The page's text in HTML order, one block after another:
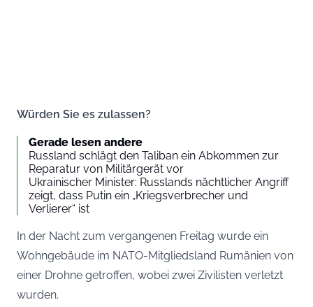
Würden Sie es zulassen?
Gerade lesen andere
Russland schlägt den Taliban ein Abkommen zur
Reparatur von Militärgerät vor
Ukrainischer Minister: Russlands nächtlicher Angriff
zeigt, dass Putin ein „Kriegsverbrecher und
Verlierer“ ist
In der Nacht zum vergangenen Freitag wurde ein
Wohngebäude im NATO-Mitgliedsland Rumänien von
einer Drohne getroffen, wobei zwei Zivilisten verletzt
wurden.